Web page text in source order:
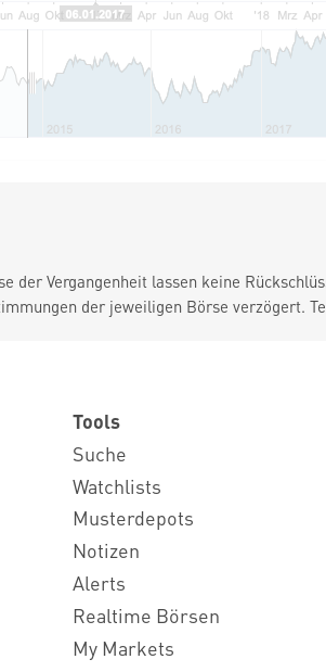
der Vergangenheit lassen keine
der jeweiligen Börse verzögert.
Tools
Suche
Watchlists
Musterdepots
Notizen
Alerts
Realtime Börsen
My Markets